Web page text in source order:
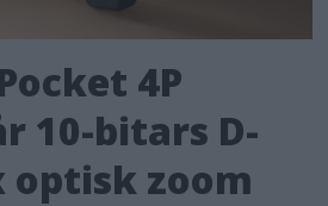
4P
10-bitars D-
optisk zoom